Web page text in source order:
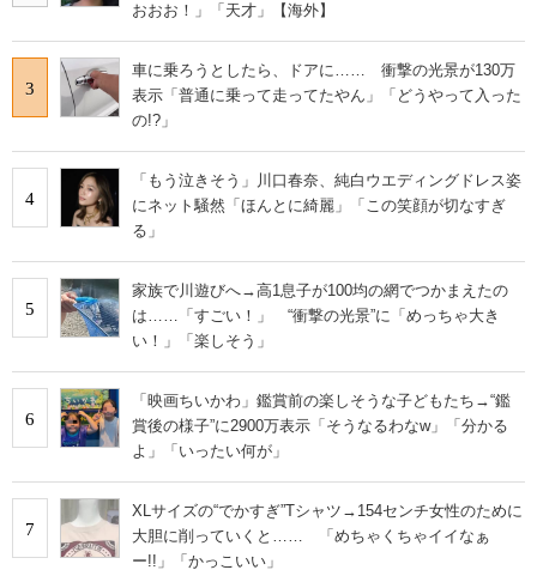
おおお！」「天才」【海外】
3
車に乗ろうとしたら、ドアに…… 衝撃の光景が130万
表示「普通に乗って走ってたやん」「どうやって入った
の!?」
4
「もう泣きそう」川口春奈、純白ウエディングドレス姿
にネット騒然「ほんとに綺麗」「この笑顔が切なすぎ
る」
5
家族で川遊びへ→高1息子が100均の網でつかまえたの
は……「すごい！」 “衝撃の光景”に「めっちゃ大き
い！」「楽しそう」
6
「映画ちいかわ」鑑賞前の楽しそうな子どもたち→“鑑
賞後の様子”に2900万表示「そうなるわなw」「分かる
よ」「いったい何が」
7
XLサイズの“でかすぎ”Tシャツ→154センチ女性のために
大胆に削っていくと…… 「めちゃくちゃイイなぁ
ー!!」「かっこいい」